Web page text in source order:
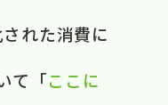
れた​消費に​
て​ ​「ここに​